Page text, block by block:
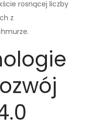
rosnącej liczby
z